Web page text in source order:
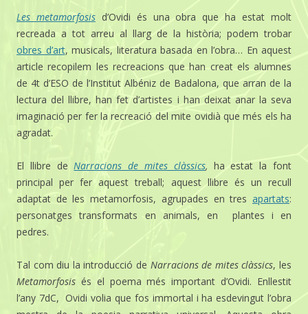
Les metamorfosisd’Ovidi és una obra que ha estat molt
recreada a tot arreu al llarg de la història; podem trobar
obres d’art, musicals, literatura basada en l’obra… En aquest
article recopilem les recreacions que han creat els alumnes
de 4t d’ESO de l’Institut Albéniz de Badalona, que arran de la
lectura del llibre, han fet d’artistes i han deixat anar la seva
imaginació per fer la recreació del mite ovidià que més els ha
agradat.
El llibre de Narracions de mites clàssics, ha estat la font
principal per fer aquest treball; aquest llibre és un recull
adaptat de les metamorfosis, agrupades en tres apartats:
personatges transformats en animals, en plantes i en
pedres.
Tal com diu la introducció de Narracions de mites clàssics, les
Metamorfosis és el poema més important d’Ovidi. Enllestit
l’any 7dC, Ovidi volia que fos immortal i ha esdevingut l’obra